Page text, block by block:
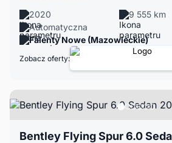
2020
9 555 km
Automatyczna
Falenty Nowe (Mazowieckie)
Zobacz oferty:
Bentley Flying Spur 6.0